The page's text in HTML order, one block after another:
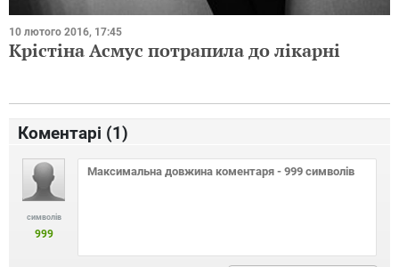
10 лютого 2016, 17:45
Крістіна Асмус потрапила до лікарні
Коментарі (1)
символів
999